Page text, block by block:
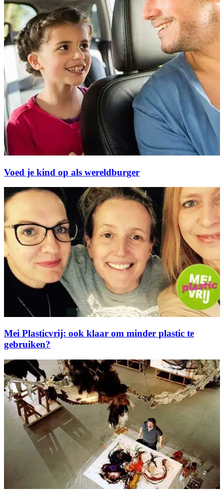
Voed je kind op als wereldburger
Mei Plasticvrij: ook klaar om minder plastic te
gebruiken?